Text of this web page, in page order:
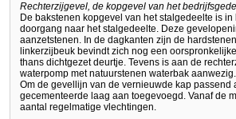
Rechterzijgevel, de kopgevel van het
De bakstenen kopgevel van het stalgedeelte is
doorgang naar het stalgedeelte. Deze
aanzetstenen. In de dagkanten zijn de
linkerzijbeuk bevindt zich nog een
thans dichtgezet deurtje. Tevens is aan de
waterpomp met natuurstenen waterbak
Om de gevellijn van de vernieuwde kap
gecementeerde laag aan toegevoegd. Vanaf de
aantal regelmatige vlechtingen.